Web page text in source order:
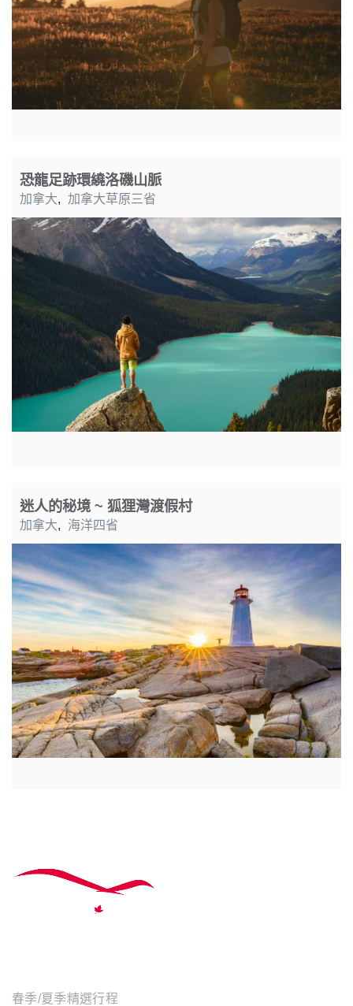
恐龍足跡環繞洛磯山脈
加拿大, 加拿大草原三省
迷人的秘境 ~ 狐狸灣渡假村
加拿大, 海洋四省
春季/夏季精選行程